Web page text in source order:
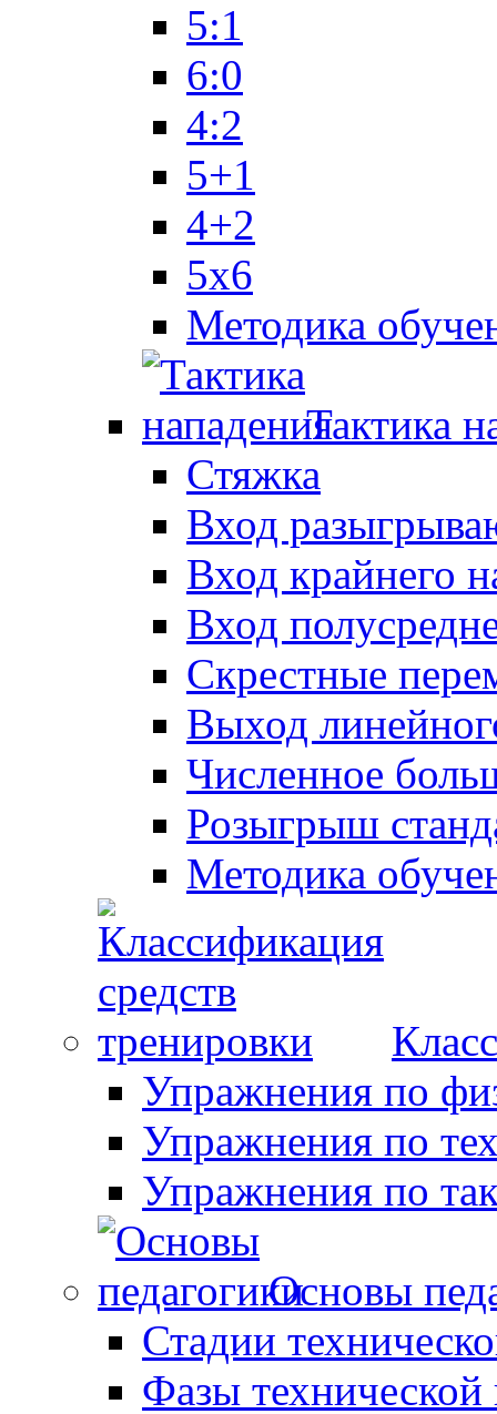
5:1
6:0
4:2
5+1
4+2
5x6
Методика
Тактика
Стяжка
Вход
Вход крайнего
Вход
Скрестные
Выход
Численное
Розыгрыш
Методика
Упражнения по
Упражнения по
Упражнения по
Основы
Стадии
Фазы технической